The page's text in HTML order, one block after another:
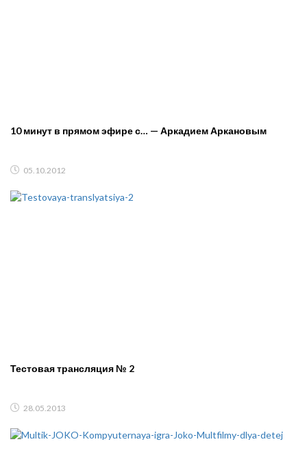
10 минут в прямом эфире с… — Аркадием Аркановым
05.10.2012
Тестовая трансляция № 2
28.05.2013